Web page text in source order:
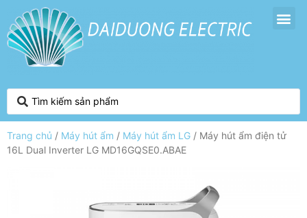
Trang chủ / Máy hút ẩm / Máy hút ẩm LG / Máy hút ẩm điện tử
16L Dual Inverter LG MD16GQSE0.ABAE